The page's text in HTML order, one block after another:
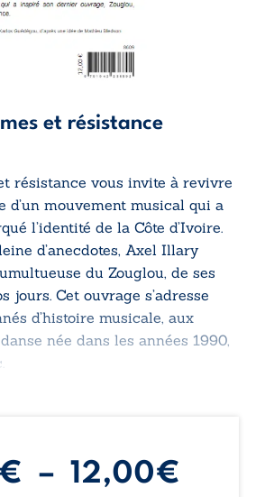
et résistance
résistance vous invite à revivre
d’un mouvement musical qui a
l’identité de la Côte d’Ivoire.
d’anecdotes, Axel Illary
du Zouglou, de ses
jours. Cet ouvrage s’adresse
d’histoire musicale, aux
née dans les années 1990,
€ – 12,00€